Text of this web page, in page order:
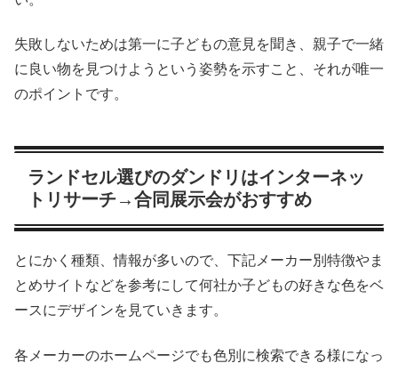
失敗しないためは第一に子どもの意見を聞き、親子で一緒
に良い物を見つけようという姿勢を示すこと、それが唯一
のポイントです。
ランドセル選びのダンドリはインターネッ
トリサーチ→合同展示会がおすすめ
とにかく種類、情報が多いので、下記メーカー別特徴やま
とめサイトなどを参考にして何社か子どもの好きな色をベ
ースにデザインを見ていきます。
各メーカーのホームページでも色別に検索できる様になっ